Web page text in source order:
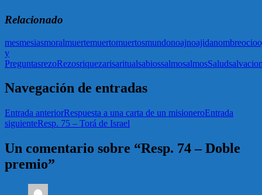
Relacionado
mesmesiasmoralmuertemuertomuertosmundonoajnoajidanombreocio
y
PreguntasrezoRezosriquezarisaritualsabiossalmosalmosSalud
Navegación de entradas
Entrada anteriorRespuesta a una carta de un misioneroEntrada
siguienteResp. 75 – Torá de Israel
Un comentario sobre “Resp. 74 – Doble
premio”